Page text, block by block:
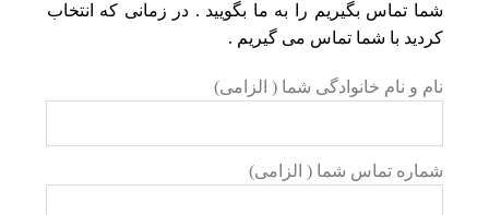
شما تماس بگیریم را به ما بگویید . در زمانی که انتخاب
کردید با شما تماس می گیریم .
نام و نام خانوادگی شما ( الزامی)
شماره تماس شما ( الزامی)